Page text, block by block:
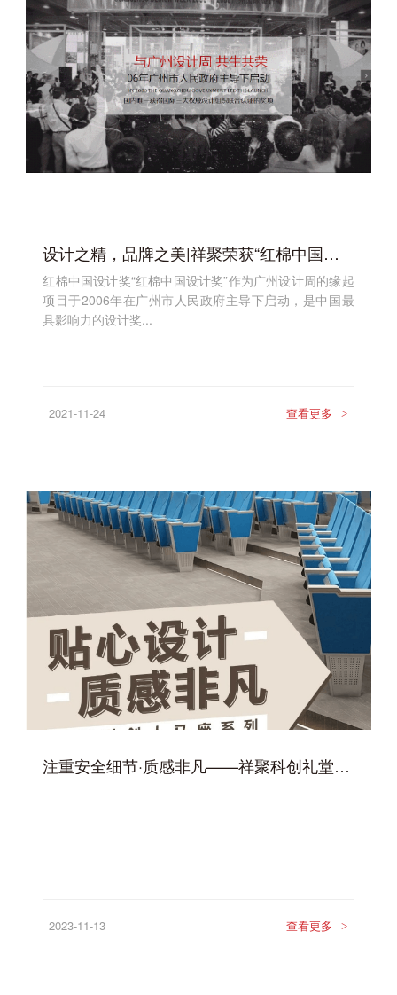
设计之精，品牌之美|祥聚荣获“红棉中国设计奖”
红棉中国设计奖“红棉中国设计奖”作为广州设计周的缘起
项目于2006年在广州市人民政府主导下启动，是中国最
具影响力的设计奖...
2021-11-24 查看更多 >
注重安全细节·质感非凡——祥聚科创礼堂椅人马座系列
2023-11-13 查看更多 >